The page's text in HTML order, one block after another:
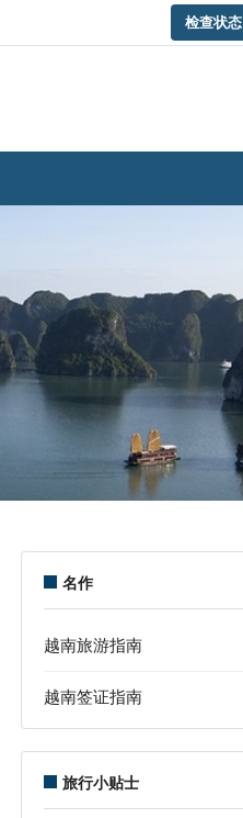
检查状态
名作
越南旅游指南
越南签证指南
旅行小贴士